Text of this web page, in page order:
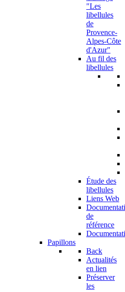
"Les
libellules
de
Provence-
Alpes-Côte
d'Azur"
Au fil des
libellules
Étude des
libellules
Liens Web
de
référence
Papillons
Back
Actualités
en lien
Préserver
les